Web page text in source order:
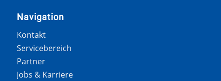
Navigation
Kontakt
Servicebereich
Partner
Jobs & Karriere